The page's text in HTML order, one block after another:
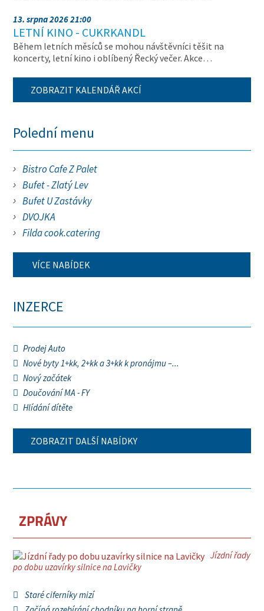
13. srpna 2026 21:00
LETNÍ KINO - CUKRKANDL
Během letních měsíců se mohou návštěvníci těšit na
koncerty, letní kino i oblíbený Řecký večer. Akce…
ZOBRAZIT KALENDÁŘ AKCÍ
Polední menu
Bistro Cafe Z Palet
Bufet - Zlatý Lev
Bufet U Zastávky
DVOJKA
Filda cook.catering
VÍCE NABÍDEK
INZERCE
Prodej Auto
Nové byty 1+kk, 2+kk a 3+kk k pronájmu –...
Nový začátek
Doučování MA - FY
Hlídání dítěte
ZOBRAZIT DALŠÍ NABÍDKY
ZPRÁVY
Jízdní řady
po dobu uzavírky silnice na Lavičky
Staré ciferníky mizí